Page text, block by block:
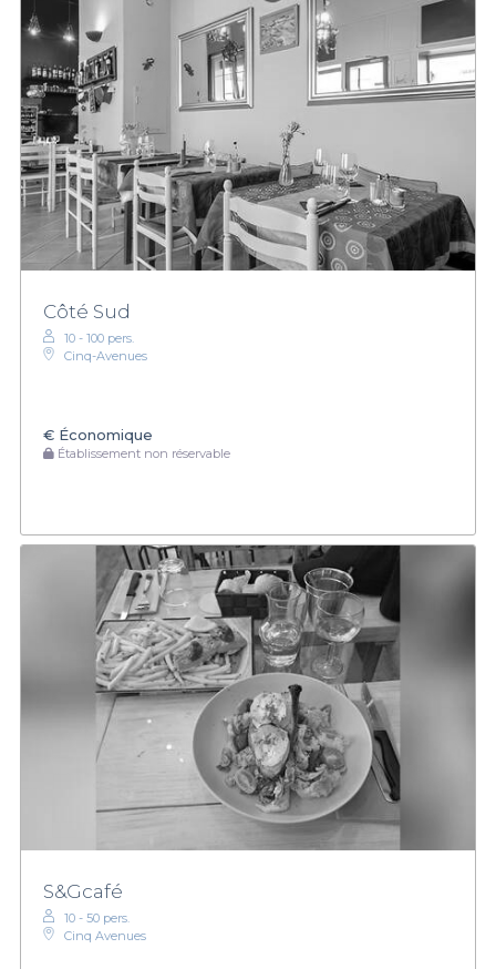
Côté Sud
10 - 100 pers.
Cinq-Avenues
€ Économique
Établissement non réservable
S&Gcafé
10 - 50 pers.
Cinq Avenues